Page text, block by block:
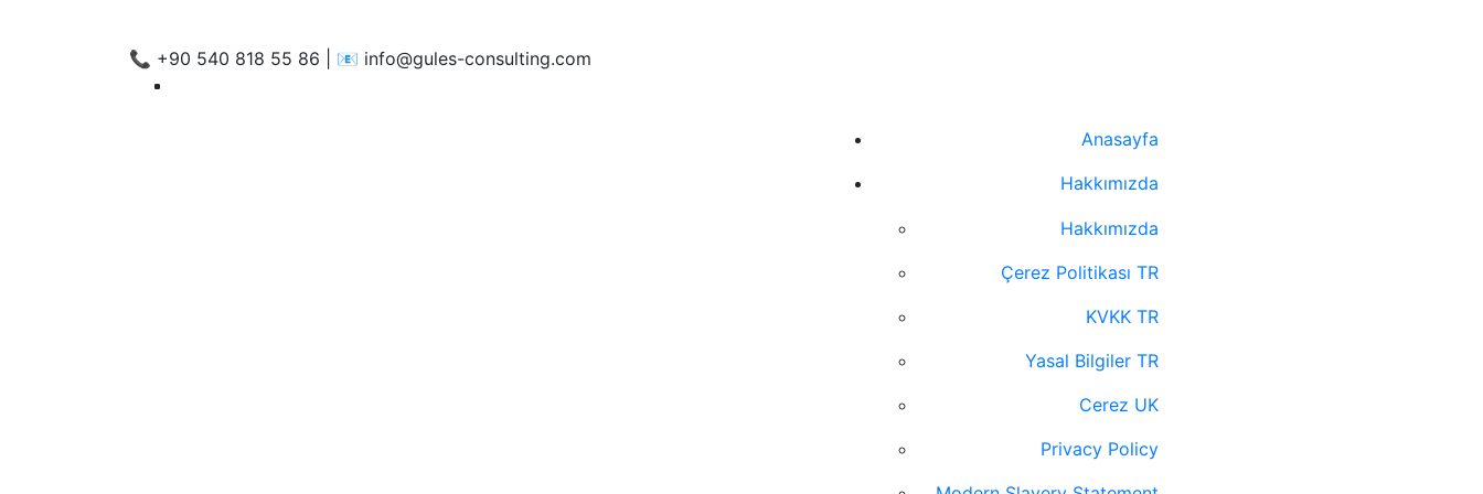
📞 +90 540 818 55 86 | 📧 info@gules-consulting.com
Anasayfa
Hakkımızda
Hakkımızda
Çerez Politikası TR
KVKK TR
Yasal Bilgiler TR
Cerez UK
Privacy Policy